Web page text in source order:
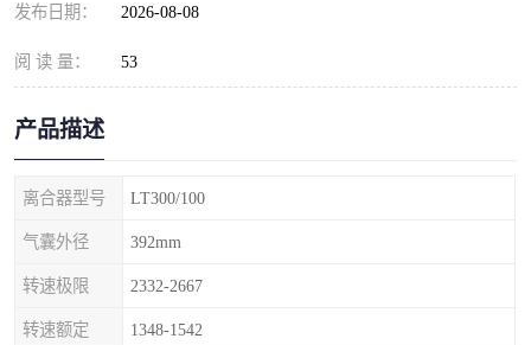
发布日期： 2026-08-08
阅 读 量： 53
产品描述
离合器型号 LT300/100
气囊外径 392mm
转速极限 2332-2667
转速额定 1348-1542